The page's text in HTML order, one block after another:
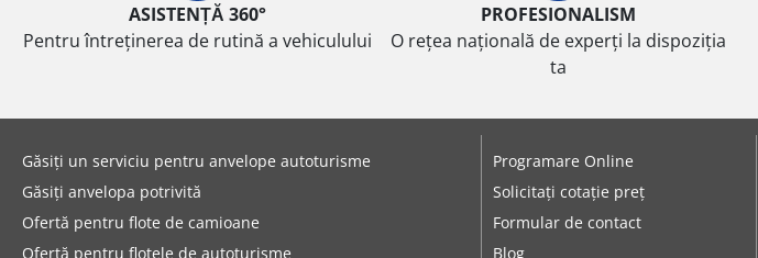
ASISTENȚĂ 360°
Pentru întreținerea de rutină a vehiculului
PROFESIONALISM
O rețea națională de experți la dispoziția
ta
Găsiți un serviciu pentru anvelope autoturisme
Găsiți anvelopa potrivită
Ofertă pentru flote de camioane
Ofertă pentru flotele de autoturisme
Programare Online
Solicitați cotație preț
Formular de contact
Blog